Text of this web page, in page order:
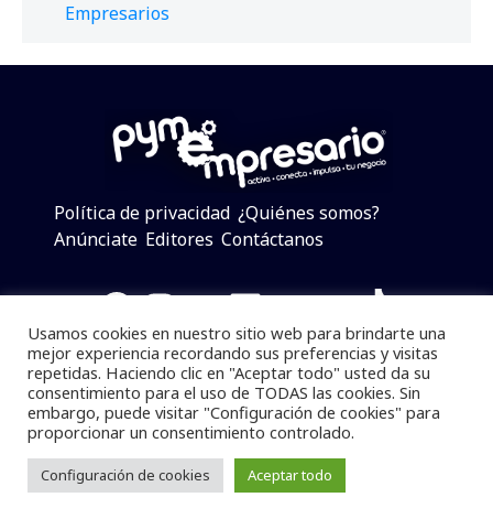
Empresarios
Política de privacidad ¿Quiénes somos?
Anúnciate Editores Contáctanos
Facebook
Instagram
Twitter
LinkedIn
Telegram
YouTube
TikTok
Pymempresario © 2025 Todos los derechos reservados.
Se prohibe el uso de la información total o parcial sin
dar referencia a la fuente.
Desarrollado poryalla ya!
Usamos cookies en nuestro sitio web para brindarte una
mejor experiencia recordando sus preferencias y visitas
repetidas. Haciendo clic en "Aceptar todo" usted da su
consentimiento para el uso de TODAS las cookies. Sin
embargo, puede visitar "Configuración de cookies" para
proporcionar un consentimiento controlado.
Configuración de cookies Aceptar todo